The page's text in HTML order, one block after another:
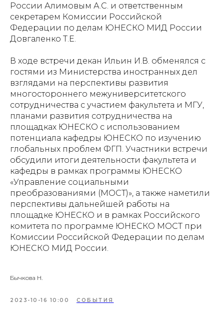
России Алимовым А.С. и ответственным
секретарем Комиссии Российской
Федерации по делам ЮНЕСКО МИД России
Довгаленко Т.Е.
В ходе встречи декан Ильин И.В. обменялся с
гостями из Министерства иностранных дел
взглядами на перспективы развития
многостороннего межуниверситетского
сотрудничества с участием факультета и МГУ,
планами развития сотрудничества на
площадках ЮНЕСКО с использованием
потенциала кафедры ЮНЕСКО по изучению
глобальных проблем ФГП. Участники встречи
обсудили итоги деятельности факультета и
кафедры в рамках программы ЮНЕСКО
«Управление социальными
преобразованиями (МОСТ)», а также наметили
перспективы дальнейшей работы на
площадке ЮНЕСКО и в рамках Российского
комитета по программе ЮНЕСКО МОСТ при
Комиссии Российской Федерации по делам
ЮНЕСКО МИД России.
Бычкова Н.
2023-10-16 10:00 СОБЫТИЯ